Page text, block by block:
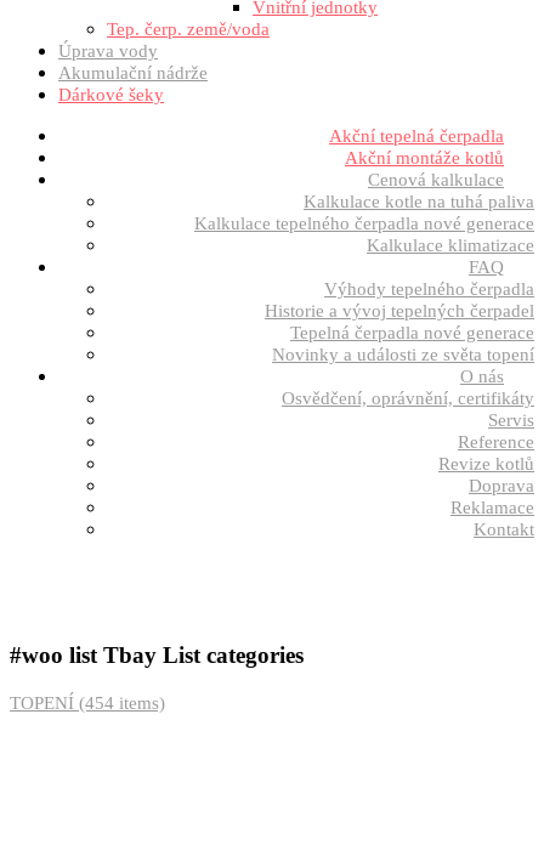
Vnitřní jednotky
Tep. čerp. země/voda
Úprava vody
Akumulační nádrže
Dárkové šeky
Akční tepelná čerpadla
Akční montáže kotlů
Cenová kalkulace
Kalkulace kotle na tuhá paliva
Kalkulace tepelného čerpadla nové generace
Kalkulace klimatizace
FAQ
Výhody tepelného čerpadla
Historie a vývoj tepelných čerpadel
Tepelná čerpadla nové generace
Novinky a události ze světa topení
O nás
Osvědčení, oprávnění, certifikáty
Servis
Reference
Revize kotlů
Doprava
Reklamace
Kontakt
#woo list Tbay List categories
TOPENÍ (454 items)